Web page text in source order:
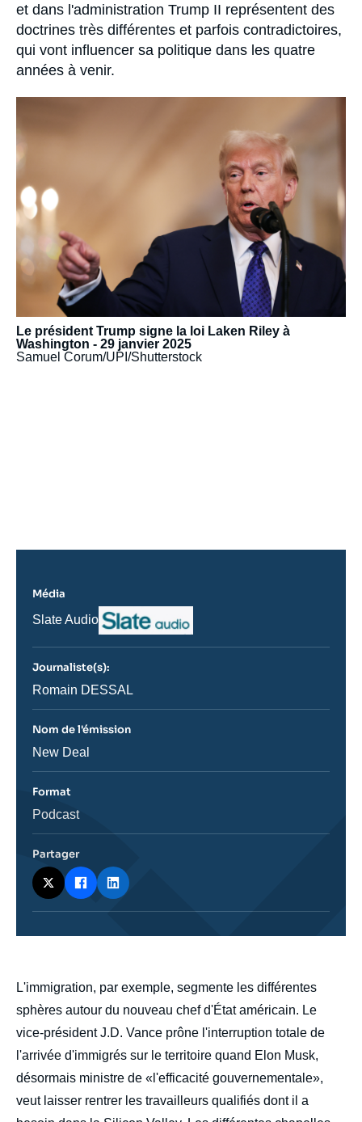
et dans l'administration Trump II représentent des
doctrines très différentes et parfois contradictoires,
qui vont influencer sa politique dans les quatre
années à venir.
médiatique
Le président Trump signe la loi Laken Riley à
Washington - 29 janvier 2025
Samuel Corum/UPI/Shutterstock
body
L'immigration, par exemple, segmente les différentes
sphères autour du nouveau chef d'État américain. Le
vice-président J.D. Vance prône l'interruption totale de
l'arrivée d'immigrés sur le territoire quand Elon Musk,
désormais ministre de «l'efficacité gouvernementale»,
veut laisser rentrer les travailleurs qualifiés dont il a
Média
Nom
journal,
ou
émission
Slate Audio
Logo
Journaliste(s):
Journaliste
Romain DESSAL
Nom de l'émission
Nom
New Deal
Format
Catégorie
Podcast
Partager